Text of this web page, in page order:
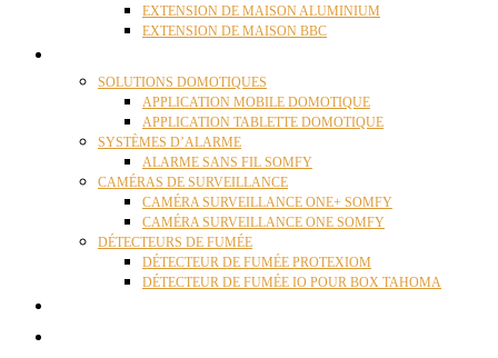
EXTENSION DE MAISON ALUMINIUM
EXTENSION DE MAISON BBC
SOLUTIONS DOMOTIQUES
APPLICATION MOBILE DOMOTIQUE
APPLICATION TABLETTE DOMOTIQUE
SYSTÈMES D’ALARME
ALARME SANS FIL SOMFY
CAMÉRAS DE SURVEILLANCE
CAMÉRA SURVEILLANCE ONE+ SOMFY
CAMÉRA SURVEILLANCE ONE SOMFY
DÉTECTEURS DE FUMÉE
DÉTECTEUR DE FUMÉE PROTEXIOM
DÉTECTEUR DE FUMÉE IO POUR BOX TAHOMA